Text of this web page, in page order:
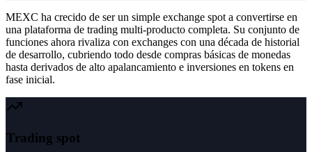
MEXC ha crecido de ser un simple exchange spot a convertirse en
una plataforma de trading multi-producto completa. Su conjunto de
funciones ahora rivaliza con exchanges con una década de historial
de desarrollo, cubriendo todo desde compras básicas de monedas
hasta derivados de alto apalancamiento e inversiones en tokens en
fase inicial.
Trading spot